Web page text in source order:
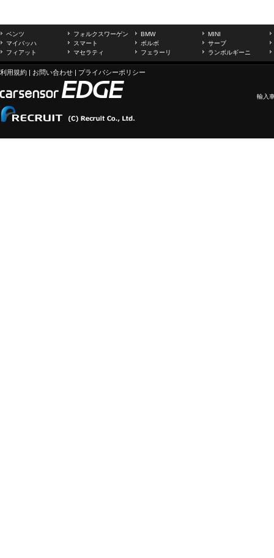
ベンツ フォルクスワーゲン BMW
MINI
マイバッハ
スマート ボルボ
サーブ
フィアット
マセラティ フェラーリ ランボルギーニ
利用規約 | お問い合わせ | プライバシーポリシー
輸入